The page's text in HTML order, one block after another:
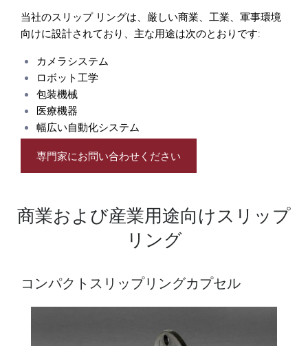
当社のスリップ リングは、厳しい商業、工業、軍事環境
向けに設計されており、主な用途は次のとおりです:
カメラシステム
ロボット工学
包装機械
医療機器
幅広い自動化システム
専門家にお問い合わせください
商業および産業用途向けスリップ
リング
コンパクトスリップリングカプセル